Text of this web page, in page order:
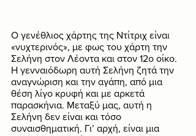
Ο γενέθλιος χάρτης της Ντίτριχ είναι
«νυχτερινός», με φως του χάρτη την
Σελήνη στον Λέοντα και στον 12ο οίκο.
Η γενναιόδωρη αυτή Σελήνη ζητά την
αναγνώριση και την αγάπη, από μια
θέση λίγο κρυφή και με αρκετά
παρασκήνια. Μεταξύ μας, αυτή η
Σελήνη δεν είναι και τόσο
συναισθηματική. Γι’ αρχή, είναι μια